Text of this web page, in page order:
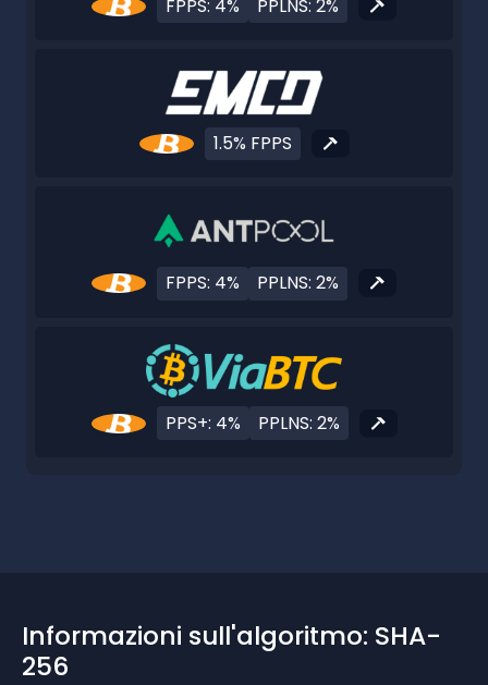
FPPS: 4% PPLNS: 2%
1.5% FPPS
FPPS: 4% PPLNS: 2%
PPS+: 4% PPLNS: 2%
Informazioni sull'algoritmo: SHA-
256